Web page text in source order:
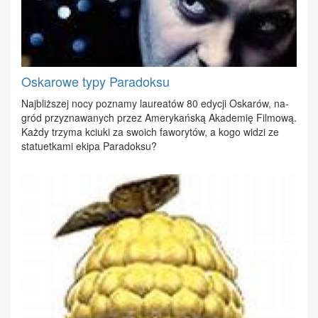
Oskarowe typy Paradoksu
Naj­bliż­szej no­cy po­zna­my lau­re­atów 80 edy­cji Oska­rów, na­
gród przy­zna­wa­nych przez Ame­ry­kań­ską Aka­de­mię Fil­mo­wą.
Każ­dy trzy­ma kciu­ki za swo­ich fa­wo­ry­tów, a ko­go wi­dzi ze
sta­tu­et­ka­mi eki­pa Pa­ra­dok­su?